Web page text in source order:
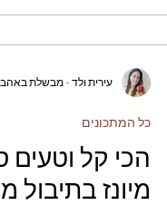
פירות
הכי קל וטעים
מיונז בתיבול משגע -
כל המתכונים
עירית ולד - מבשלת